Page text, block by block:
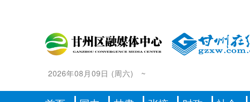
2026年08月09日 (周六) ~